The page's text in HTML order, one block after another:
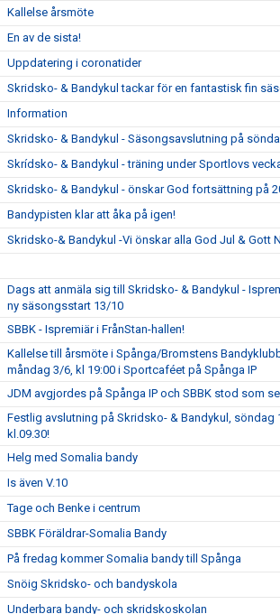
Kallelse årsmöte
En av de sista!
Uppdatering i coronatider
Skridsko- & Bandykul tackar för en fantastisk fin
Information
Skridsko- & Bandykul - Säsongsavslutning på
Skrídsko- & Bandykul - träning under Sportlovs
Skridsko- & Bandykul - önskar God fortsättning på
Bandypisten klar att åka på igen!
Skridsko-& Bandykul -Vi önskar alla God Jul & Gott
Dags att anmäla sig till Skridsko- & Bandykul -
ny säsongsstart 13/10
SBBK - Ispremiär i FrånStan-hallen!
Kallelse till årsmöte i Spånga/Bromstens
måndag 3/6, kl 19:00 i Sportcaféet på Spånga IP
JDM avgjordes på Spånga IP och SBBK stod som
Festlig avslutning på Skridsko- & Bandykul, söndag
kl.09.30!
Helg med Somalia bandy
Is även V.10
Tage och Benke i centrum
SBBK Föräldrar-Somalia Bandy
På fredag kommer Somalia bandy till Spånga
Snöig Skridsko- och bandyskola
Underbara bandy- och skridskoskolan